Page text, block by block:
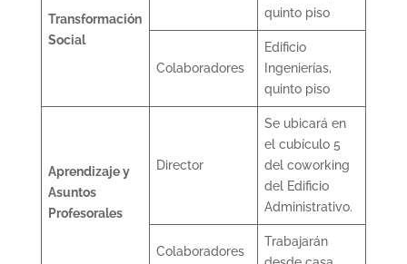
Transformación
Social
quinto piso
Colaboradores
Edificio
Ingenierías,
quinto piso
Aprendizaje y
Asuntos
Profesorales
Director
Se ubicará en
el cubículo 5
del coworking
del Edificio
Administrativo.
Colaboradores
Trabajarán